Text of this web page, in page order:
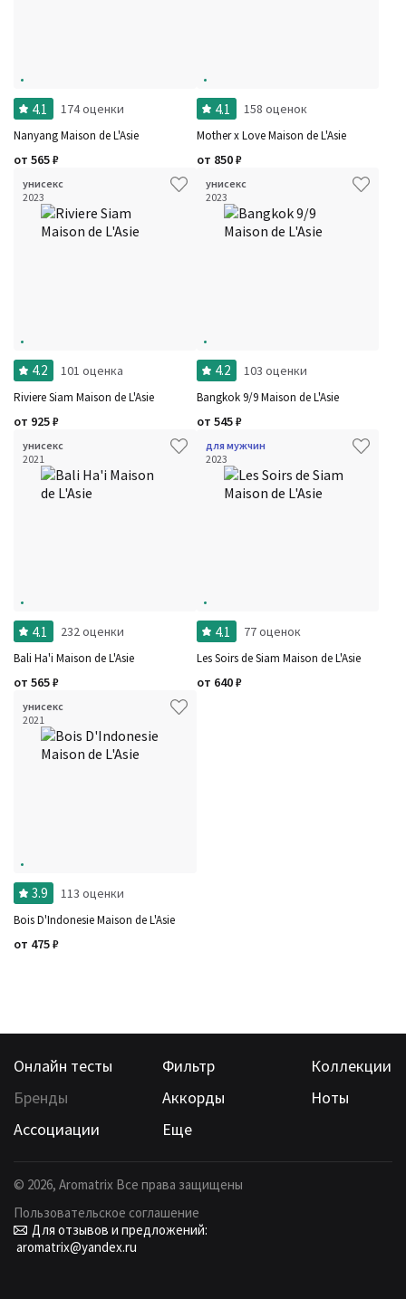
4.1 174 оценки
Nanyang Maison de L'Asie
от 565₽
4.1 158 оценок
Mother x Love Maison de L'Asie
от 850₽
унисекс
2023
4.2 101 оценка
Riviere Siam Maison de L'Asie
от 925₽
унисекс
2023
4.2 103 оценки
Bangkok 9/9 Maison de L'Asie
от 545₽
унисекс
2021
4.1 232 оценки
Bali Ha'i Maison de L'Asie
от 565₽
для мужчин
2023
4.1 77 оценок
Les Soirs de Siam Maison de L'Asie
от 640₽
унисекс
2021
3.9 113 оценки
Bois D'Indonesie Maison de L'Asie
от 475₽
Онлайн тесты Фильтр
Коллекции
Бренды
Аккорды
Ноты
Ассоциации
Еще
© 2026, Aromatrix Все права защищены
Пользовательское соглашение
Для отзывов и предложений:
aromatrix@yandex.ru